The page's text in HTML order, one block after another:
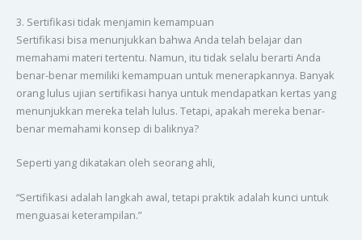
3. Sertifikasi tidak menjamin kemampuan
Sertifikasi bisa menunjukkan bahwa Anda telah belajar dan
memahami materi tertentu. Namun, itu tidak selalu berarti Anda
benar-benar memiliki kemampuan untuk menerapkannya. Banyak
orang lulus ujian sertifikasi hanya untuk mendapatkan kertas yang
menunjukkan mereka telah lulus. Tetapi, apakah mereka benar-
benar memahami konsep di baliknya?
Seperti yang dikatakan oleh seorang ahli,
“Sertifikasi adalah langkah awal, tetapi praktik adalah kunci untuk
menguasai keterampilan.”